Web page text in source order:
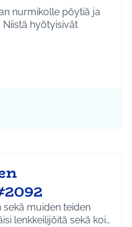
nurmikolle pöytiä ja
Niistä hyötyisivät
Jokela
mukaan: Ympäristö
sekä muiden teiden
lenkkeilijöitä sekä koi…